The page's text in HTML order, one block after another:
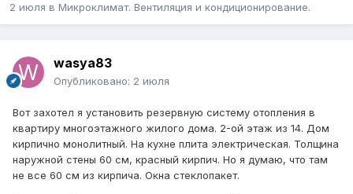
2 июля в Микроклимат. Вентиляция и кондиционирование.
wasya83
Опубликовано: 2 июля
Вот захотел я установить резервную систему отопления в
квартиру многоэтажного жилого дома. 2-ой этаж из 14. Дом
кирпично монолитный. На кухне плита электрическая. Толщина
наружной стены 60 см, красный кирпич. Но я думаю, что там
не все 60 см из кирпича. Окна стеклопакет.